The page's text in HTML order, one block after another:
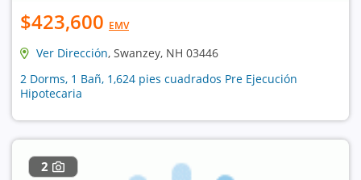
$423,600 EMV
Ver Dirección, Swanzey, NH 03446
2 Dorms, 1 Bañ, 1,624 pies cuadrados Pre Ejecución
Hipotecaria
2